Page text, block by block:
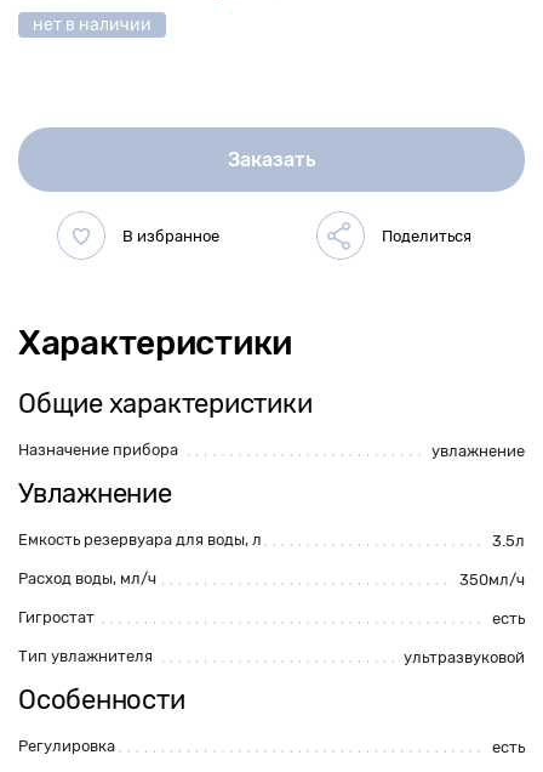
нет в наличии
Заказать
Характеристики
Общие характеристики
Назначение прибора увлажнение
Увлажнение
Емкость резервуара для воды, л 3.5л
Расход воды, мл/ч 350мл/ч
Гигростат есть
Тип увлажнителя ультразвуковой
Особенности
Регулировка есть